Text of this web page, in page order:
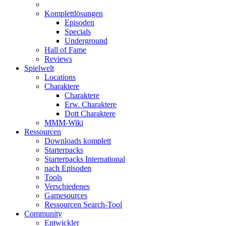
Komplettlösungen
Episoden
Specials
Underground
Hall of Fame
Reviews
Spielwelt
Locations
Charaktere
Charaktere
Erw. Charaktere
Dott Charaktere
MMM-Wiki
Ressourcen
Downloads komplett
Starterpacks
Starterpacks International
nach Episoden
Tools
Verschiedenes
Gamesources
Ressourcen Search-Tool
Community
Entwickler